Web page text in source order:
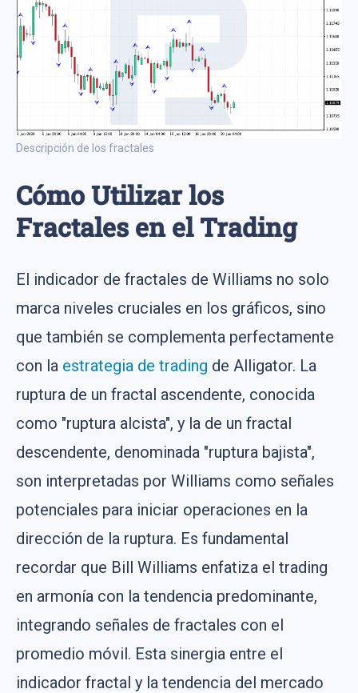
Descripción de los fractales
Cómo Utilizar los
Fractales en el Trading
El indicador de fractales de Williams no solo
marca niveles cruciales en los gráficos, sino
que también se complementa perfectamente
con la estrategia de trading de Alligator. La
ruptura de un fractal ascendente, conocida
como "ruptura alcista", y la de un fractal
descendente, denominada "ruptura bajista",
son interpretadas por Williams como señales
potenciales para iniciar operaciones en la
dirección de la ruptura. Es fundamental
recordar que Bill Williams enfatiza el trading
en armonía con la tendencia predominante,
integrando señales de fractales con el
promedio móvil. Esta sinergia entre el
indicador fractal y la tendencia del mercado